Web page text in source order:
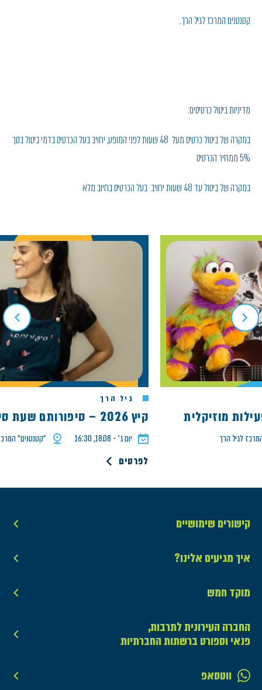
קטנטנים המרכז לגיל הרך.
מדיניות ביטול כרטיסים:
במקרה של ביטול כרטיס מעל 48 שעות לפני המופע, יחויב בעל הכרטיס בדמי ביטול בסך
5% ממחיר הכרטיס
במקרה של ביטול עד 48 שעות יחויב בעל הכרטיס בחיוב מלא
הרך
גיל הרך
קיץ 2026 – סיפורותם שעת סיפור הדג המבולבל
יום ג׳ - 18.08, 16:30 "קטנטנים" המרכז
לפרטים
קישורים שימושיים
איך מגיעים אלינו?
מוקד חמש
החברה העירונית לתרבות,
פנאי וספורט ברשתות החברתיות
ווטסאפ